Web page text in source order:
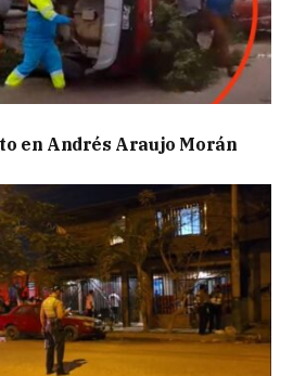
en Andrés Araujo Morán